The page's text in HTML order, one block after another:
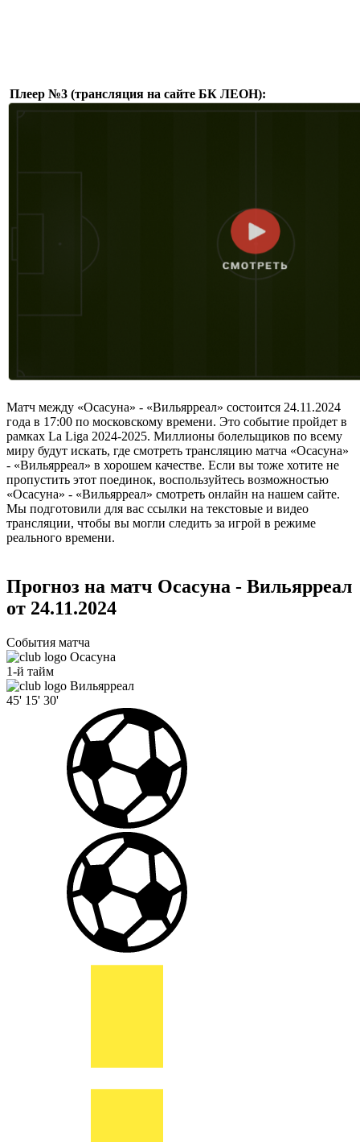
Плеер №3 (трансляция на сайте БК ЛЕОН):
Матч между «Осасуна» - «Вильярреал» состоится 24.11.2024
года в 17:00 по московскому времени. Это событие пройдет в
рамках La Liga 2024-2025. Миллионы болельщиков по всему
миру будут искать, где смотреть трансляцию матча «Осасуна»
- «Вильярреал» в хорошем качестве. Если вы тоже хотите не
пропустить этот поединок, воспользуйтесь возможностью
«Осасуна» - «Вильярреал» смотреть онлайн на нашем сайте.
Мы подготовили для вас ссылки на текстовые и видео
трансляции, чтобы вы могли следить за игрой в режиме
реального времени.
Прогноз на матч Осасуна - Вильярреал
от 24.11.2024
События матча
Осасуна
1-й тайм
Вильярреал
45' 15' 30'